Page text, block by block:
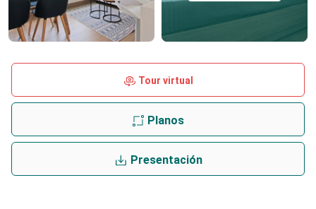
Tour virtual
Planos
Presentación